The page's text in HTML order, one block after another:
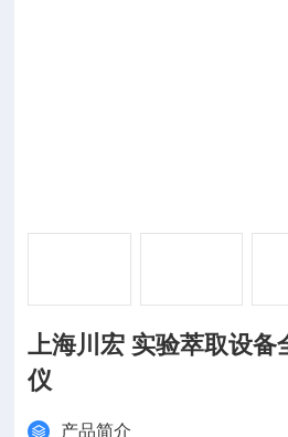
上海川宏 实验萃取设备
仪
产品简介